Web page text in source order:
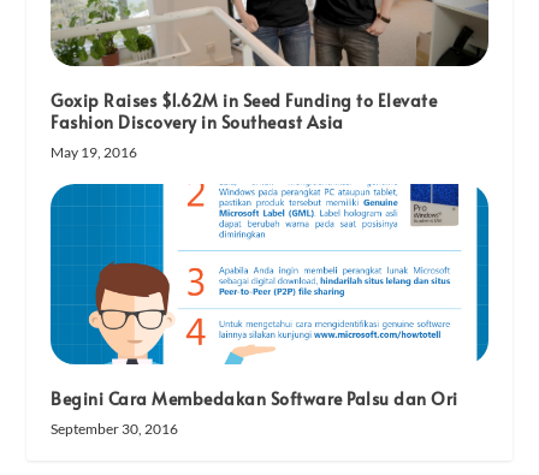
Goxip Raises $1.62M in Seed Funding to Elevate
Fashion Discovery in Southeast Asia
May 19, 2016
Begini Cara Membedakan Software Palsu dan Ori
September 30, 2016